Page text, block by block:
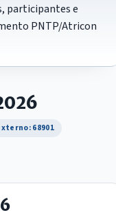
participantes e
PNTP/Atricon
68901